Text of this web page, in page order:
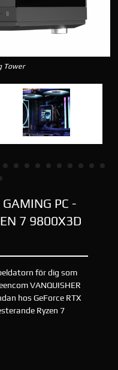
Tower
PC -
7 9800X3D
för dig som
VANQUISHER
hos GeForce RTX
Ryzen 7